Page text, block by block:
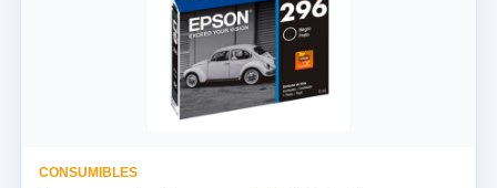
CONSUMIBLES